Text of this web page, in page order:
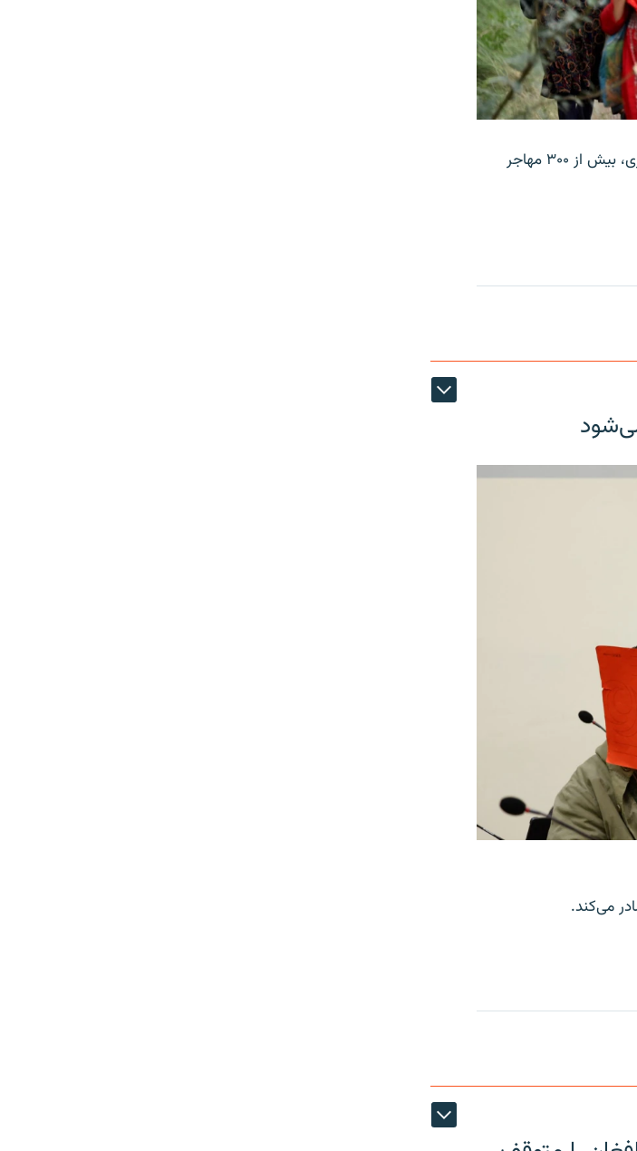
وزارت امور مهاجرین و عودت‌کنندگان حکومت طالبان خبر داده که در جریان هفته جاری، بیش از ۳۰۰ مهاجر
می‌کند.